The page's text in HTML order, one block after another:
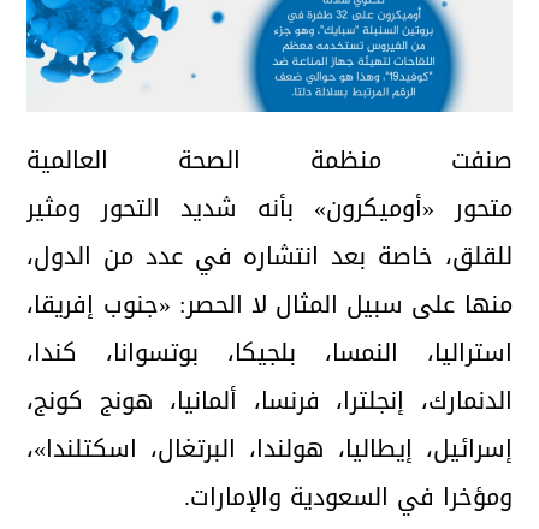
صنفت منظمة الصحة العالمية
متحور «أوميكرون» بأنه شديد التحور ومثير
للقلق، خاصة بعد انتشاره في عدد من الدول،
منها على سبيل المثال لا الحصر: «جنوب إفريقا،
استراليا، النمسا، بلجيكا، بوتسوانا، كندا،
الدنمارك، إنجلترا، فرنسا، ألمانيا، هونج كونج،
إسرائيل، إيطاليا، هولندا، البرتغال، اسكتلندا»،
ومؤخرا في السعودية والإمارات.